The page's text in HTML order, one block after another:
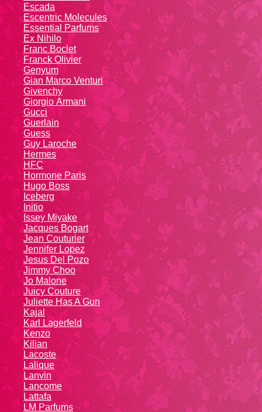
Escada
Escentric Molecules
Essential Parfums
Ex Nihilo
Franc Boclet
Franck Olivier
Genyum
Gian Marco Venturi
Givenchy
Giоrgio Аrmаni
Gucci
Guerlain
Guess
Guy Laroche
Hermes
HFC
Hormone Paris
Hugo Boss
Iceberg
Initio
Issey Miyake
Jacques Bogart
Jean Couturier
Jennifer Lopez
Jesus Del Pozo
Jimmy Choo
Jo Malone
Juicy Couture
Juliette Has A Gun
Kajal
Karl Lagerfeld
Kenzo
Kiliаn
Lacoste
Lalique
Lanvin
Lanсоmе
Lattafa
LM Parfums